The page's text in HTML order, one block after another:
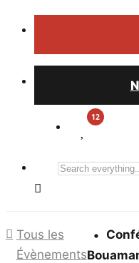
Search
Tous les
Évènements